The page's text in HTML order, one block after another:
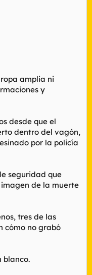
amplia ni
y
desde que el
dentro del vagón,
por la policía
seguridad que
de la muerte
tres de las
cómo no grabó
blanco.